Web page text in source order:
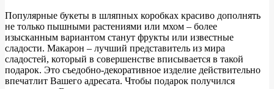
Популярные букеты в шляпных коробках красиво дополнять
не только пышными растениями или мхом – более
изысканным вариантом станут фрукты или известные
сладости. Макарон – лучший представитель из мира
сладостей, который в совершенстве вписывается в такой
подарок. Это съедобно-декоративное изделие действительно
впечатлит Вашего адресата. Чтобы подарок получился